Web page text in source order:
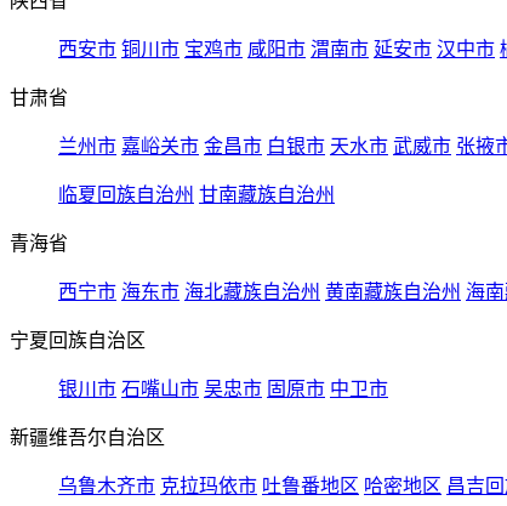
西安市 铜川市 宝鸡市 咸阳市 渭南市 延安市 汉中市
甘肃省
兰州市 嘉峪关市 金昌市 白银市 天水市 武威市 张掖
临夏回族自治州 甘南藏族自治州
青海省
西宁市 海东市 海北藏族自治州 黄南藏族自治州 海
宁夏回族自治区
银川市 石嘴山市 吴忠市 固原市 中卫市
新疆维吾尔自治区
乌鲁木齐市 克拉玛依市 吐鲁番地区 哈密地区 昌吉